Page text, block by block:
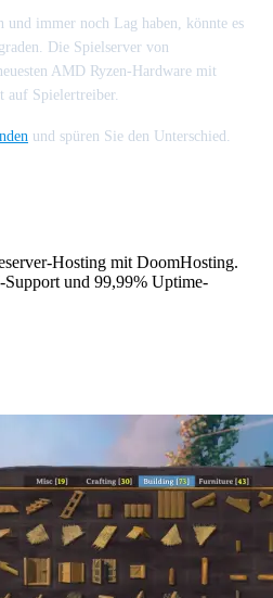
und immer noch Lag haben, könnte es
Die Spielserver von
AMD Ryzen-Hardware mit
auf Spielertreiber.
und spüren Sie den Unterschied.
Hosting mit DoomHosting.
und 99,99% Uptime-